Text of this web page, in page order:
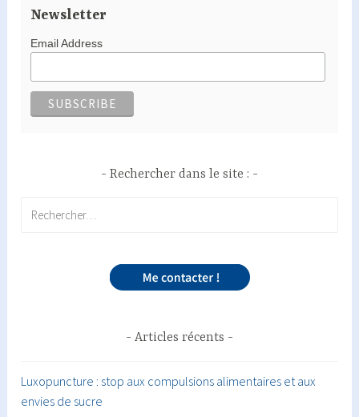
Newsletter
Email Address
Rechercher dans le site :
Articles récents
Luxopuncture : stop aux compulsions alimentaires et aux
envies de sucre